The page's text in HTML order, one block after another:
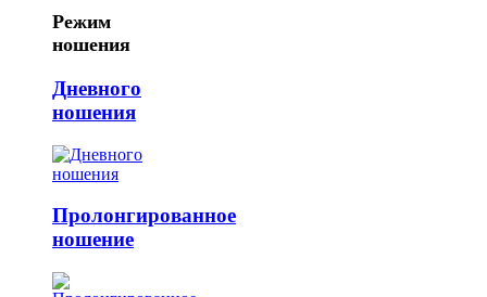
Режим
ношения
Дневного
ношения
Пролонгированное
ношение